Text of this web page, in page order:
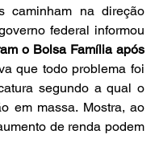
caminham na direção
federal informou
o Bolsa Família após
que todo problema foi
segundo a qual o
em massa. Mostra, ao
de renda podem